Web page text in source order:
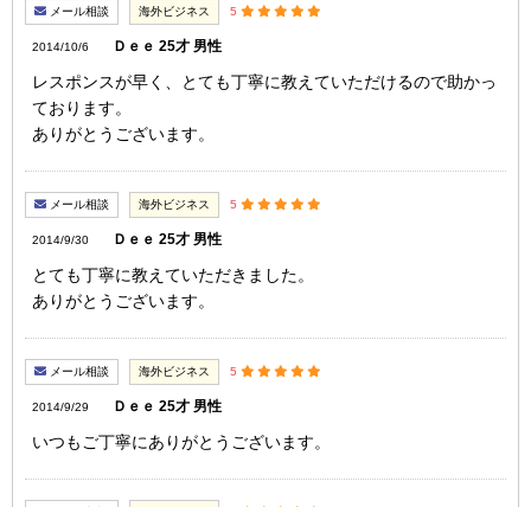
メール相談 海外ビジネス 5
2014/10/6 Ｄｅｅ 25才 男性
レスポンスが早く、とても丁寧に教えていただけるので助かっ
ております。
ありがとうございます。
メール相談 海外ビジネス 5
2014/9/30 Ｄｅｅ 25才 男性
とても丁寧に教えていただきました。
ありがとうございます。
メール相談 海外ビジネス 5
2014/9/29 Ｄｅｅ 25才 男性
いつもご丁寧にありがとうございます。